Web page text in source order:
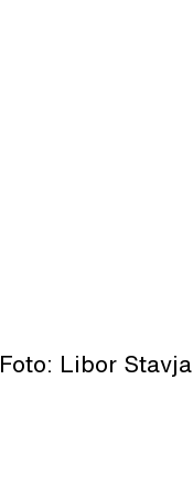
Foto: Libor